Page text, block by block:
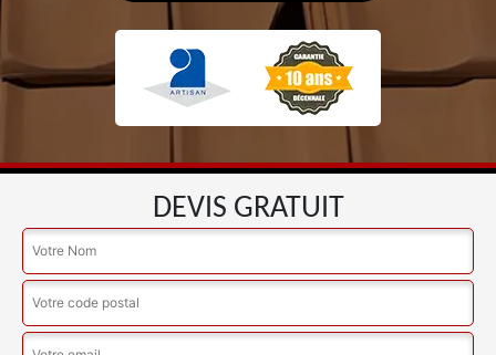
DEVIS GRATUIT